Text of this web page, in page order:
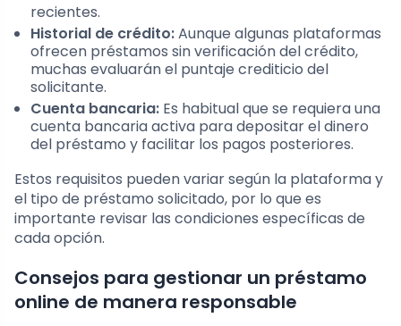
recientes.
Historial de crédito:Aunque algunas plataformas
ofrecen préstamos sin verificación del crédito,
muchas evaluarán el puntaje crediticio del
solicitante.
Cuenta bancaria: Es habitual que se requiera una
cuenta bancaria activa para depositar el dinero
del préstamo y facilitar los pagos posteriores.
Estos requisitos pueden variar según la plataforma y
el tipo de préstamo solicitado, por lo que es
importante revisar las condiciones específicas de
cada opción.
Consejos para gestionar un préstamo
online de manera responsable